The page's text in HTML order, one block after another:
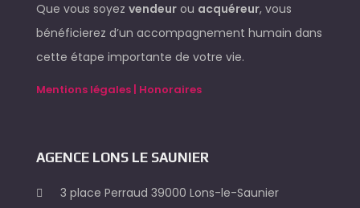
Que vous soyez vendeur ou acquéreur, vous
bénéficierez d’un accompagnement humain dans
cette étape importante de votre vie.
Mentions légales | Honoraires
AGENCE LONS LE SAUNIER
3 place Perraud 39000 Lons-le-Saunier